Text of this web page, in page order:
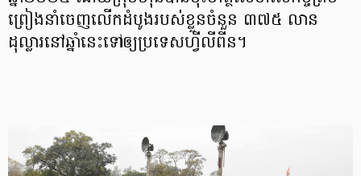
ព្រៀងនាំចេញលើកដំបូងរបស់ខ្លួនចំនួន ៣៧៥ លាន
ដុល្លារនៅឆ្នាំនេះទៅឲ្យប្រទេសហ្វីលីពីន។